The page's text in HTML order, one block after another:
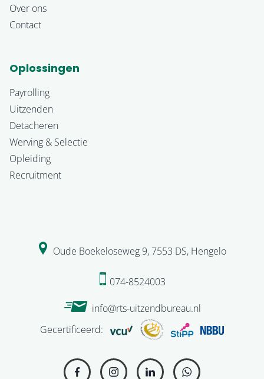
Over ons
Contact
Oplossingen
Payrolling
Uitzenden
Detacheren
Werving & Selectie
Opleiding
Recruitment
Oude Boekeloseweg 9,7553 DS, Hengelo
074-8524003
info@rts-uitzendbureau.nl
Gecertificeerd: